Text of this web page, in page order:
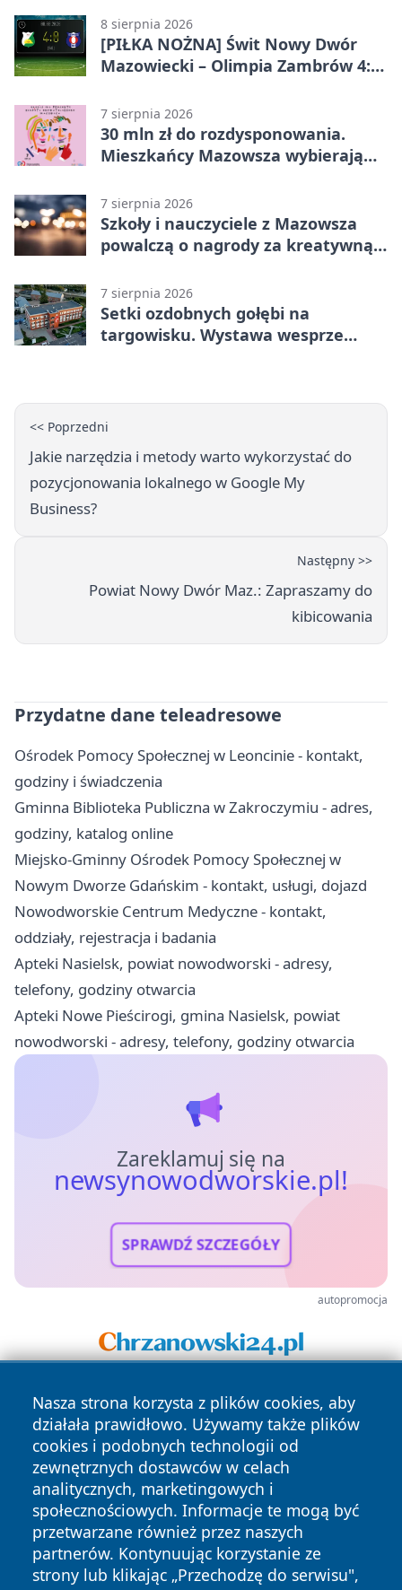
8 sierpnia 2026
[PIŁKA NOŻNA] Świt Nowy Dwór
Mazowiecki – Olimpia Zambrów 4:0
Grupa 1 (Grupa I)
7 sierpnia 2026
30 mln zł do rozdysponowania.
Mieszkańcy Mazowsza wybierają
7 sierpnia 2026
Szkoły i nauczyciele z Mazowsza
powalczą o nagrody za kreatywną
7 sierpnia 2026
Setki ozdobnych gołębi na
targowisku. Wystawa wesprze
<< Poprzedni
Jakie narzędzia i metody warto wykorzystać do
pozycjonowania lokalnego w Google My
Business?
Następny >>
Powiat Nowy Dwór Maz.: Zapraszamy do
kibicowania
Przydatne dane teleadresowe
Ośrodek Pomocy Społecznej w Leoncinie - kontakt,
godziny i świadczenia
Gminna Biblioteka Publiczna w Zakroczymiu - adres,
godziny, katalog online
Miejsko-Gminny Ośrodek Pomocy Społecznej w
Nowym Dworze Gdańskim - kontakt, usługi, dojazd
Nowodworskie Centrum Medyczne - kontakt,
oddziały, rejestracja i badania
Apteki Nasielsk, powiat nowodworski - adresy,
telefony, godziny otwarcia
Apteki Nowe Pieścirogi, gmina Nasielsk, powiat
nowodworski - adresy, telefony, godziny otwarcia
Zareklamuj się na
newsynowodworskie.pl!
SPRAWDŹ SZCZEGÓŁY
autopromocja
Nasza strona korzysta z plików cookies, aby
działała prawidłowo. Używamy także plików
cookies i podobnych technologii od
zewnętrznych dostawców w celach
analitycznych, marketingowych i
społecznościowych. Informacje te mogą być
przetwarzane również przez naszych
partnerów. Kontynuując korzystanie ze
strony lub klikając „Przechodzę do serwisu",
Copyright © 2026 newsynowodworskie.pl Wszystkie prawa
zastrzeżone.
Polityka Polityka